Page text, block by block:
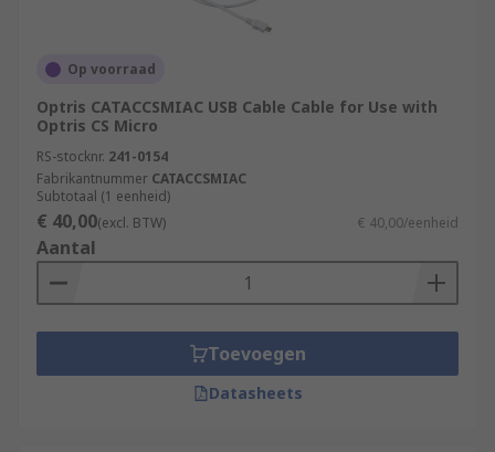
Op voorraad
Optris CATACCSMIAC USB Cable Cable for Use with
Optris CS Micro
RS-stocknr. 241-0154
Fabrikantnummer CATACCSMIAC
Subtotaal (1 eenheid)
€ 40,00(excl. BTW) € 40,00/eenheid
Aantal
Toevoegen
Datasheets